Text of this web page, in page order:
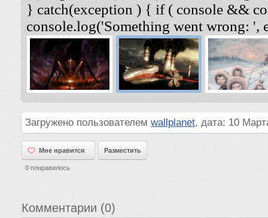
} catch(exception ) { if ( console &&
console.log('Something went wrong:
Загружено пользователем wallplanet, дата: 10
Мне нравится
Мне нравится Разместить
0 понравилось
Комментарии (0)